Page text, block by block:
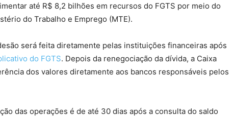
até R$ 8,2 bilhões em recursos do FGTS por meio do
do Trabalho e Emprego (MTE).
será feita diretamente pelas instituições financeiras após
do FGTS. Depois da renegociação da dívida, a Caixa
dos valores diretamente aos bancos responsáveis pelos
das operações é de até 30 dias após a consulta do saldo